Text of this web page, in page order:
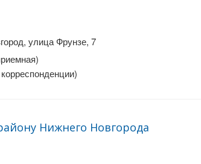
улица Фрунзе, 7
Нижнего Новгорода